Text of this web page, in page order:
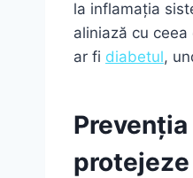
la inflamația
aliniază cu
ar fi diabetul,